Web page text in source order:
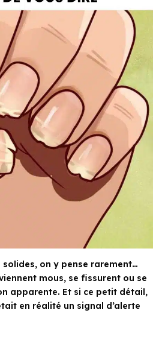
on y pense rarement…
mous, se fissurent ou se
apparente. Et si ce petit détail,
en réalité un signal d’alerte